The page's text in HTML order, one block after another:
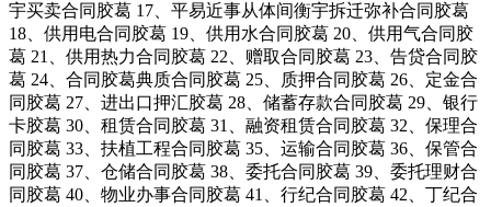
宇买卖合同胶葛 17、平易近事从体间衡宇拆迁弥补合同胶葛
18、供用电合同胶葛 19、供用水合同胶葛 20、供用气合同胶
葛 21、供用热力合同胶葛 22、赠取合同胶葛 23、告贷合同胶
葛 24、合同胶葛典质合同胶葛 25、质押合同胶葛 26、定金合
同胶葛 27、进出口押汇胶葛 28、储蓄存款合同胶葛 29、银行
卡胶葛 30、租赁合同胶葛 31、融资租赁合同胶葛 32、保理合
同胶葛 33、扶植工程合同胶葛 35、运输合同胶葛 36、保管合
同胶葛 37、仓储合同胶葛 38、委托合同胶葛 39、委托理财合
同胶葛 40、物业办事合同胶葛 41、行纪合同胶葛 42、丁纪合